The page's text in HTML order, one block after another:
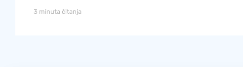
3 minuta čitanja